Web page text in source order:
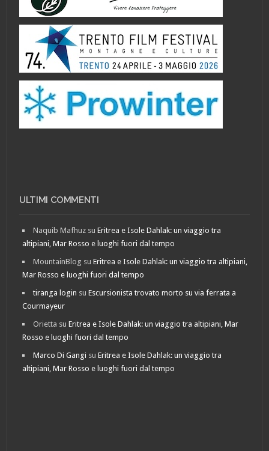
ULTIMI COMMENTI
Naquib Mafhuz suEritrea e Isole Dahlak: un viaggio tra
altipiani, Mar Rosso e luoghi fuori dal tempo
MountainBlog suEritrea e Isole Dahlak: un viaggio tra altipiani,
Mar Rosso e luoghi fuori dal tempo
tiranga login suEscursionista trovato morto su via ferrata a
Courmayeur
Orietta suEritrea e Isole Dahlak: un viaggio tra altipiani, Mar
Rosso e luoghi fuori dal tempo
Marco Di Gangi suEritrea e Isole Dahlak: un viaggio tra
altipiani, Mar Rosso e luoghi fuori dal tempo